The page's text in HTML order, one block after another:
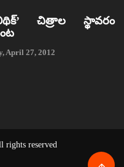
చిత్రాల స్థావరం
April 27, 2012
rights reserved